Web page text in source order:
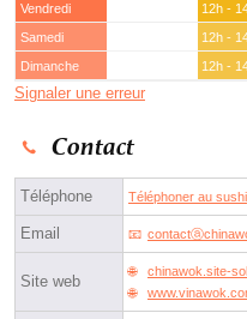
Vendredi
12h -
Samedi
12h -
Dimanche
12h -
Signaler une erreur
Contact
Téléphone Téléphoner au sushi
Email
Site web
chinawok.site-